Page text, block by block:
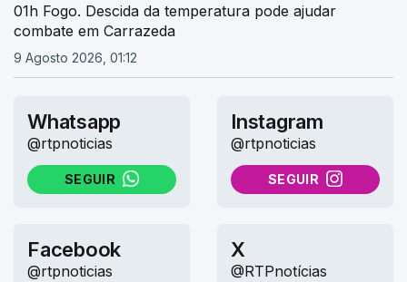
01h Fogo. Descida da temperatura pode ajudar
combate em Carrazeda
9 Agosto 2026, 01:12
Whatsapp
@rtpnoticias
SEGUIR
NO WHATSAPP
Instagram
@rtpnoticias
SEGUIR
NO INSTAGRAM
Facebook
@rtpnoticias
X
@RTPnotícias